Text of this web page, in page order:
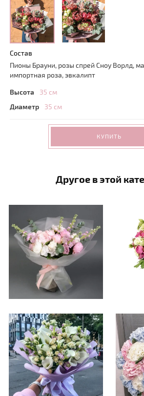
Состав
Пионы Брауни, розы спрей Сноу Ворлд,
импортная роза, эвкалипт
Высота
35 см
Диаметр
35 см
КУПИТЬ
Другое в этой